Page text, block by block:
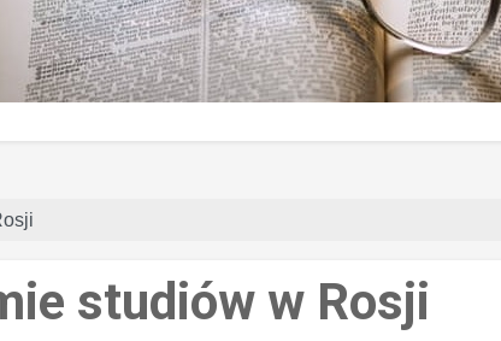
studiów w Rosji